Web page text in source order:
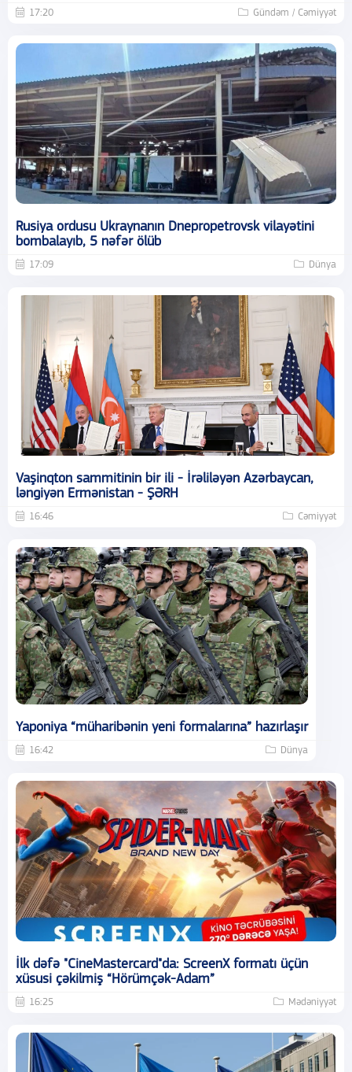
17:20 Gündəm / Cəmiyyət
Rusiya ordusu Ukraynanın Dnepropetrovsk vilayətini
bombalayıb, 5 nəfər ölüb
17:09 Dünya
Vaşinqton sammitinin bir ili - İrəliləyən Azərbaycan,
ləngiyən Ermənistan - ŞƏRH
16:46 Cəmiyyət
Yaponiya “müharibənin yeni formalarına” hazırlaşır
16:42 Dünya
İlk dəfə "CineMastercard"da: ScreenX formatı üçün
xüsusi çəkilmiş “Hörümçək-Adam”
16:25 Mədəniyyət